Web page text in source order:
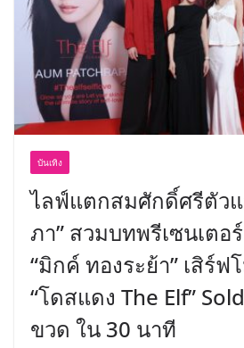
บันเทิง
ไลฟ์แตกสมศักดิ์ศรีตัว
ภา” สวมบทพรีเซนเตอ
“มิกค์ ทองระย้า” เสิร์
“โดสแดง The Elf”
ขวด ใน 30 นาที